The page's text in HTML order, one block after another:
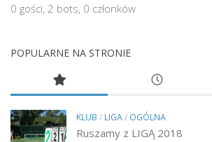
0 gości, 2 bots, 0 członków
POPULARNE NA STRONIE
KLUB / LIGA/ OGÓLNA
Ruszamy z LIGĄ 2018